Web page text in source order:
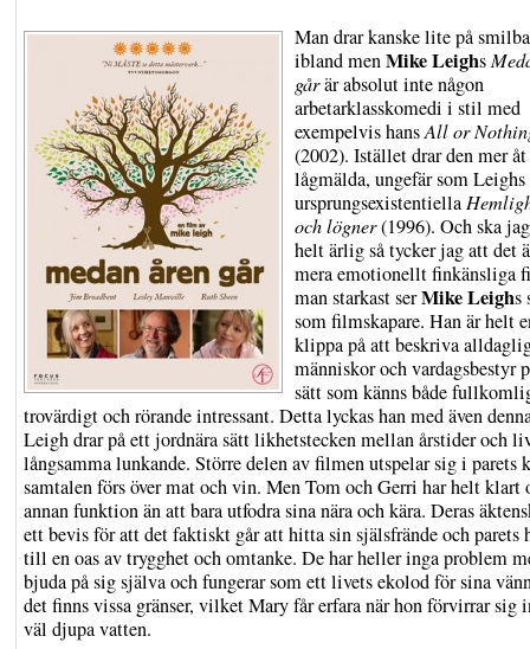
Man drar kanske lite på
ibland menMike Leighs
gårär absolut inte någon
arbetarklasskomedi i stil med
exempelvis hansAll or
(2002). Istället drar den mer
lågmälda, ungefär som Leighs
ursprungsexistentiella
och lögner(1996). Och ska
helt ärlig så tycker jag att det
mera emotionellt finkänsliga
man starkast serMike Leighs
som filmskapare. Han är helt
klippa på att beskriva
människor och vardagsbestyr
sätt som känns både
trovärdigt och rörande intressant. Detta lyckas han med även
Leigh drar på ett jordnära sätt likhetstecken mellan årstider och
långsamma lunkande. Större delen av filmen utspelar sig i parets
samtalen förs över mat och vin. Men Tom och Gerri har helt klart
annan funktion än att bara utfodra sina nära och kära. Deras
ett bevis för att det faktiskt går att hitta sin själsfrände och parets
till en oas av trygghet och omtanke. De har heller inga problem
bjuda på sig själva och fungerar som ett livets ekolod för sina
det finns vissa gränser, vilket Mary får erfara när hon förvirrar sig
väl djupa vatten.